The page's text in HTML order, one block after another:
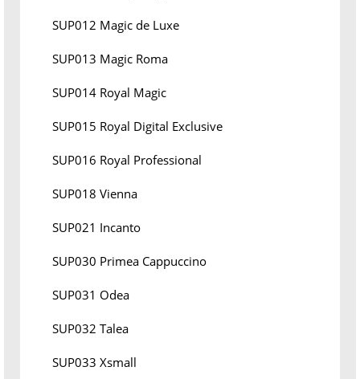
SUP012 Magic de Luxe
SUP013 Magic Roma
SUP014 Royal Magic
SUP015 Royal Digital Exclusive
SUP016 Royal Professional
SUP018 Vienna
SUP021 Incanto
SUP030 Primea Cappuccino
SUP031 Odea
SUP032 Talea
SUP033 Xsmall